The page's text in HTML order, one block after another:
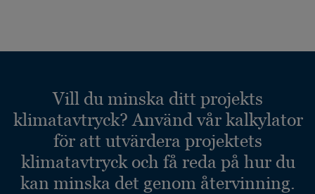
Vill du minska ditt projekts
klimatavtryck? Använd vår kalkylator
för att utvärdera projektets
klimatavtryck och få reda på hur du
kan minska det genom återvinning.